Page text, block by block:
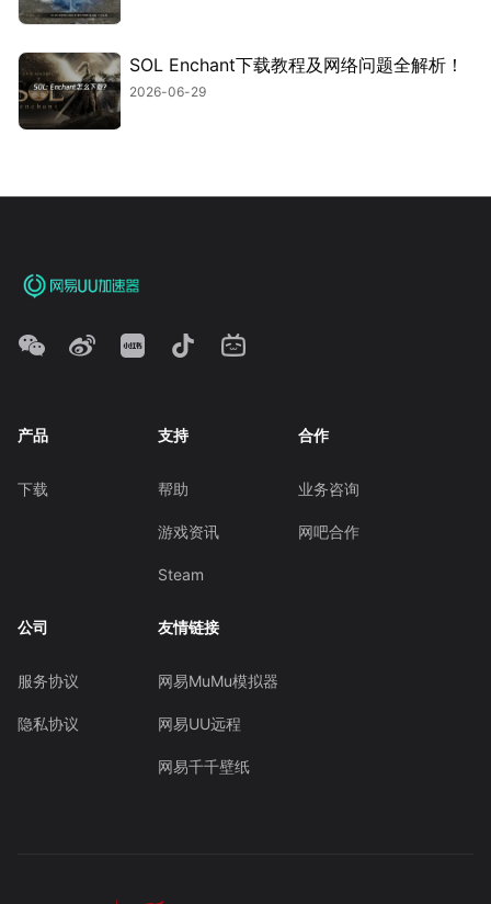
SOL Enchant下载教程及网络问题全解析！
2026-06-29
产品
下载
支持
帮助
游戏资讯
Steam
合作
业务咨询
网吧合作
公司
服务协议
隐私协议
友情链接
网易MuMu模拟器
网易UU远程
网易千千壁纸